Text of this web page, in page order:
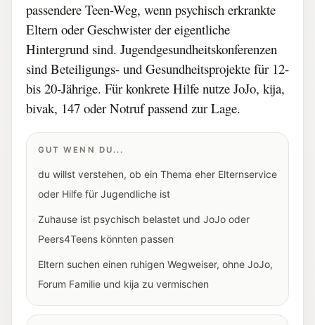
passendere Teen-Weg, wenn psychisch erkrankte
Eltern oder Geschwister der eigentliche
Hintergrund sind. Jugendgesundheitskonferenzen
sind Beteiligungs- und Gesundheitsprojekte für 12-
bis 20-Jährige. Für konkrete Hilfe nutze JoJo, kija,
bivak, 147 oder Notruf passend zur Lage.
GUT WENN DU...
du willst verstehen, ob ein Thema eher Elternservice
oder Hilfe für Jugendliche ist
Zuhause ist psychisch belastet und JoJo oder
Peers4Teens könnten passen
Eltern suchen einen ruhigen Wegweiser, ohne JoJo,
Forum Familie und kija zu vermischen